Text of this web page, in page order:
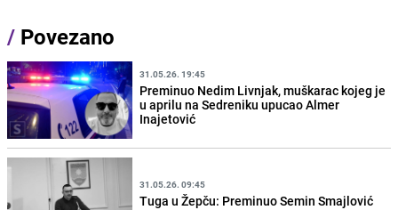
/ Povezano
31.05.26. 19:45
Preminuo Nedim Livnjak, muškarac kojeg je
u aprilu na Sedreniku upucao Almer
Inajetović
31.05.26. 09:45
Tuga u Žepču: Preminuo Semin Smajlović